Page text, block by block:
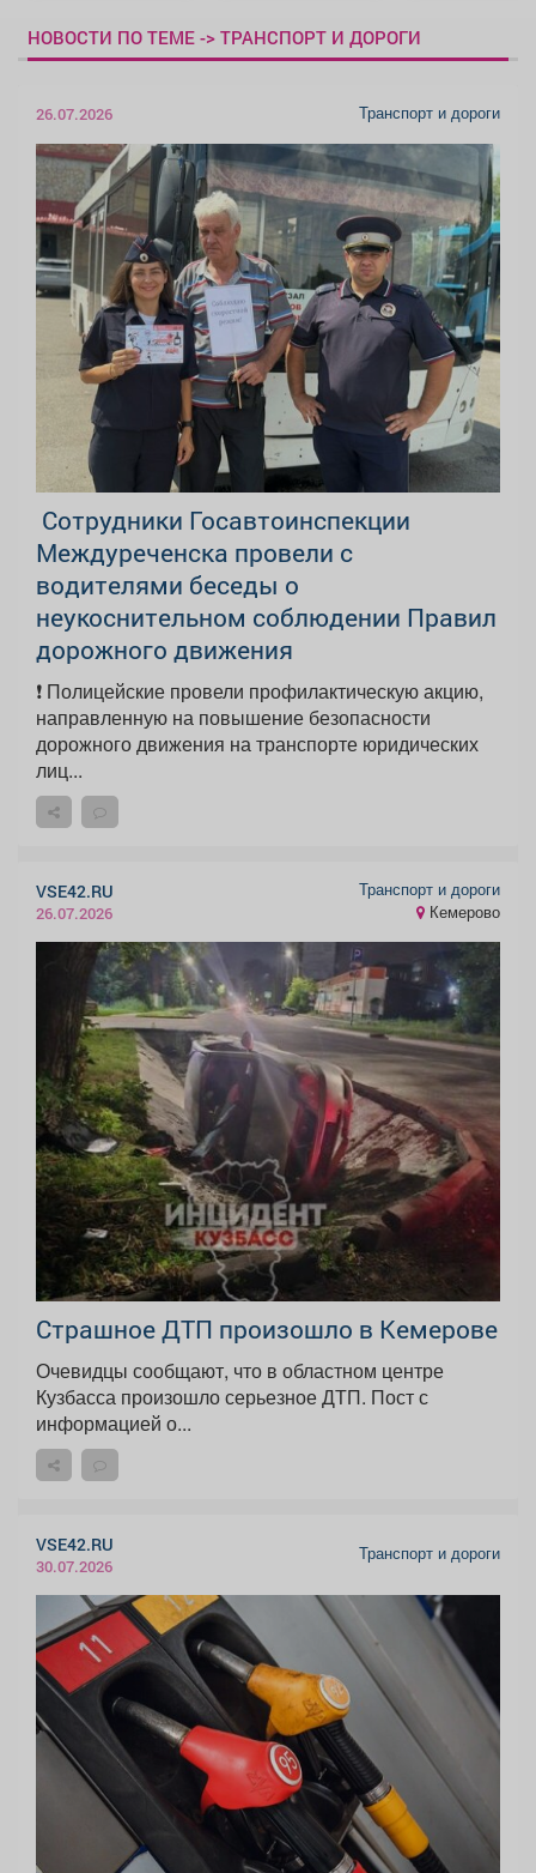
электрического
автомобильного
транспорта»
НОВОСТИ ПО ТЕМЕ -> ТРАНСПОРТ И ДОРОГИ
26.07.2026 Транспорт и дороги
‍ Сотрудники Госавтоинспекции
Междуреченска провели с
водителями беседы о
неукоснительном соблюдении Правил
дорожного движения
❗️ Полицейские провели профилактическую акцию,
направленную на повышение безопасности
дорожного движения на транспорте юридических
лиц...
VSE42.RU
26.07.2026
Транспорт и дороги
Кемерово
Страшное ДТП произошло в Кемерове
Очевидцы сообщают, что в областном центре
Кузбасса произошло серьезное ДТП. Пост с
информацией о...
VSE42.RU
30.07.2026
Транспорт и дороги